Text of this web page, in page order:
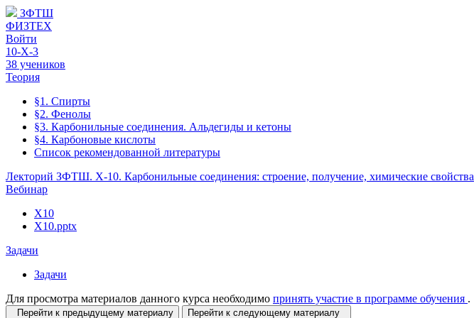
ЗФТШ
ФИЗТЕХ
Войти
10-Х-3
38 учеников
Теория
§1. Спирты
§2. Фенолы
§3. Карбонильные соединения. Альдегиды и кетоны
§4. Карбоновые кислоты
Список рекомендованной литературы
Лекторий ЗФТШ. X-10. Карбонильные соединения: строение, получение, химические свойства
Вебинар
Х10
Х10.pptx
Задачи
Задачи
Для просмотра материалов данного курса необходимо принять участие в программе обучения .
Перейти к предыдущему материалу Перейти к следующему материалу